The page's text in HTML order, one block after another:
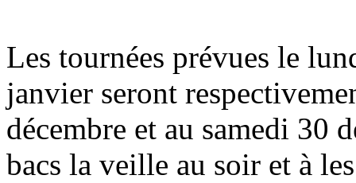
Les tournées prévues le
janvier seront
décembre et au samedi 30
bacs la veille au soir et à